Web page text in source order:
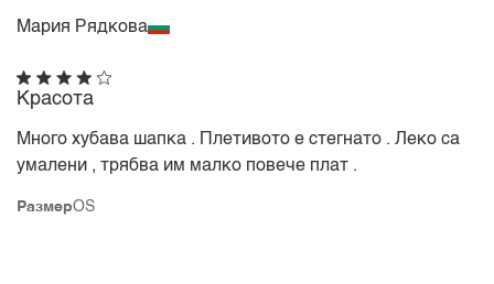
Mария Рядкова
РазмерOS
Красота
Много хубава шапка . Плетивото е стегнато . Леко са
умалени , трябва им малко повече плат .